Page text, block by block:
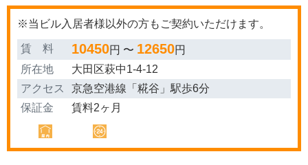
※当ビル入居者様以外の方もご契約いただけます。
賃 料 10450円 〜 12650円
所在地
大田区萩中1-4-12
アクセス
京急空港線「糀谷」駅歩6分
保証金
賃料2ヶ月